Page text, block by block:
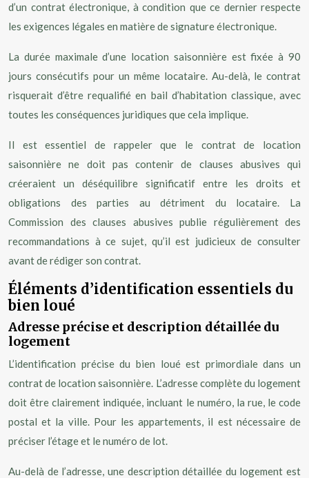
d’un contrat électronique, à condition que ce dernier respecte
les exigences légales en matière de signature électronique.
La durée maximale d’une location saisonnière est fixée à 90
jours consécutifs pour un même locataire. Au-delà, le contrat
risquerait d’être requalifié en bail d’habitation classique, avec
toutes les conséquences juridiques que cela implique.
Il est essentiel de rappeler que le contrat de location
saisonnière ne doit pas contenir de clauses abusives qui
créeraient un déséquilibre significatif entre les droits et
obligations des parties au détriment du locataire. La
Commission des clauses abusives publie régulièrement des
recommandations à ce sujet, qu’il est judicieux de consulter
avant de rédiger son contrat.
Éléments d’identification essentiels du
bien loué
Adresse précise et description détaillée du
logement
L’identification précise du bien loué est primordiale dans un
contrat de location saisonnière. L’adresse complète du logement
doit être clairement indiquée, incluant le numéro, la rue, le code
postal et la ville. Pour les appartements, il est nécessaire de
préciser l’étage et le numéro de lot.
Au-delà de l’adresse, une description détaillée du logement est